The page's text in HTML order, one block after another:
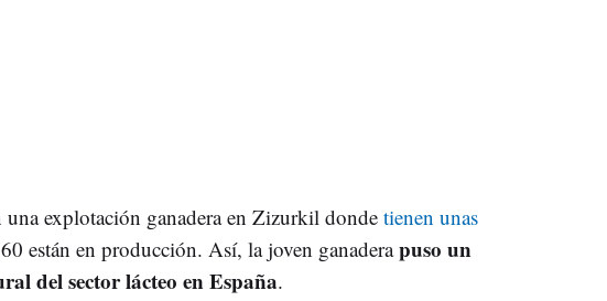
explotación ganadera en Zizurkil donde tienen unas
están en producción. Así, la joven ganaderapuso un
del sector lácteo en España.